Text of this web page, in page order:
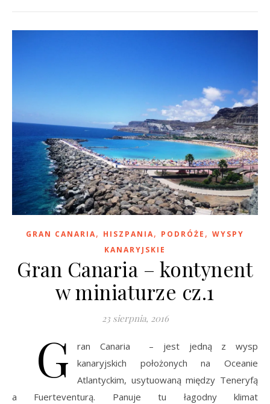
GRAN CANARIA, HISZPANIA, PODRÓŻE , WYSPY
KANARYJSKIE
Gran Canaria – kontynent
w miniaturze cz.1
23 sierpnia, 2016
G
ran Canaria – jest jedną z wysp
kanaryjskich położonych na Oceanie
Atlantyckim, usytuowaną między Teneryfą
a Fuerteventurą. Panuje tu łagodny klimat